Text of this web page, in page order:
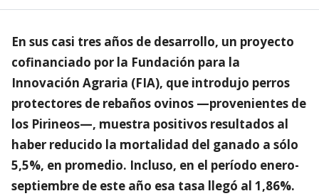
En sus casi tres años de desarrollo, un proyecto
cofinanciado por la Fundación para la
Innovación Agraria (FIA), que introdujo perros
protectores de rebaños ovinos —provenientes de
los Pirineos—, muestra positivos resultados al
haber reducido la mortalidad del ganado a sólo
5,5%, en promedio. Incluso, en el período enero-
septiembre de este año esa tasa llegó al 1,86%.